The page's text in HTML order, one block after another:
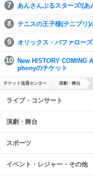
あんさんぶるスターズ!(あ
テニスの王子様(テニプリ)
オリックス・バファロー
New HISTORY COMING
phonyのチケット
チケット流通センター 演劇・舞台
ライブ・コンサート
演劇・舞台
スポーツ
イベント・レジャー・その他